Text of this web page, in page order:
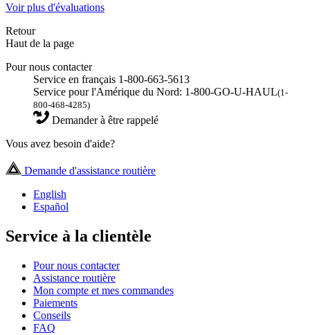
Voir plus d'évaluations
Retour
Haut de la page
Pour nous contacter
Service en français 1-800-663-5613
Service pour l'Amérique du Nord: 1-800-GO-U-HAUL(1-
800-468-4285)
Demander à être rappelé
Vous avez besoin d'aide?
Demande d'assistance routière
English
Español
Service à la clientèle
Pour nous contacter
Assistance routière
Mon compte et mes commandes
Paiements
Conseils
FAQ